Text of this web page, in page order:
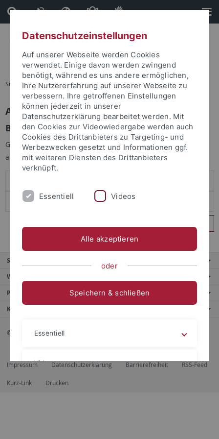
Direkt
zum
Inhalt
Direkt
zur
Fußleiste
Sie sind hier: Startseite
Anmelden
Benutzeranmeldung
Geben Sie Ihren Benutzernamen und Ihr Passwort an um sich
anzumelden:
Service
Weitere Angebote
Portale
Kontaktinfo
© 2026 Eberhard Karls Universität Tübingen, Tübingen
Impressum Datenschutzerklärung Barrierefreiheit RSS-Feed
Kurz-Link Drucken
Datenschutzeinstellungen
Auf unserer Webseite werden Cookies
verwendet. Einige davon werden zwingend
benötigt, während es uns andere ermöglichen,
Ihre Nutzererfahrung auf unserer Webseite zu
verbessern. Ihre getroffenen Einstellungen
können jederzeit in unserer
Datenschutzerklärung bearbeitet werden. Mit
den Cookies zur Videowiedergabe werden auch
Cookies des Drittanbieters zu Targeting- und
Werbezwecken gesetzt und Informationen ggf.
mit weiteren Diensten des Drittanbieters
verknüpft.
Essentiell Videos
Alle akzeptieren
oder
Speichern & schließen
Essentiell
Videos